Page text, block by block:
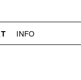
INFO